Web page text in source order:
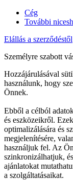
Cég
További
Elállás a szerződéstől
Személyre szabott
Hozzájárulásával
használunk, hogy
Önnek.
Ebből a célból
és eszközeikről.
optimalizálására és
megjelenítésére,
használjuk fel. Az
szinkronizálhatjuk,
ajánlatokat
a szolgáltatásaikat.